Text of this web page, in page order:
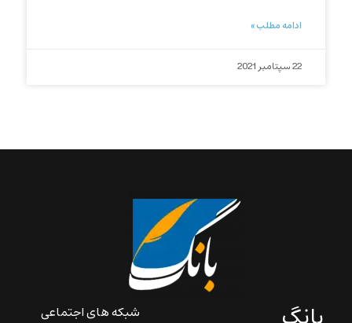
ادامه مطلب »
22 سپتامبر 2021
شبکه های اجتماعی